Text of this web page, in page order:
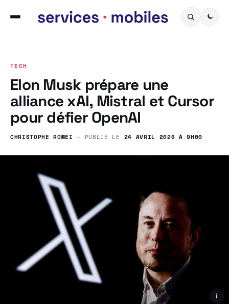
TECH
Elon Musk prépare une
alliance xAI, Mistral et Cursor
pour défier OpenAI
CHRISTOPHE ROMEI — PUBLIÉ LE 24 AVRIL 2026 À 9H00
i